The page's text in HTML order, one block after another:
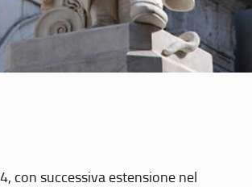
con successiva estensione nel